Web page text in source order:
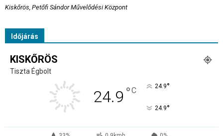
Kiskőrös, Petőfi Sándor Művelődési Központ
Időjárás
KISKŐRÖS
Tiszta Égbolt
24.9 °C 24.9°
24.9°